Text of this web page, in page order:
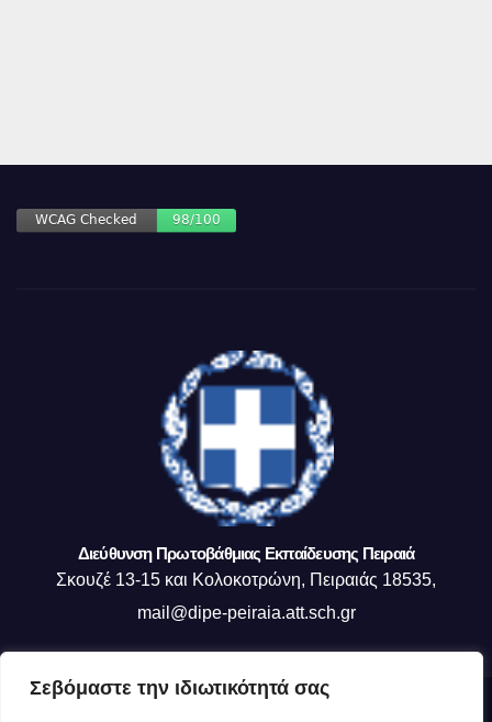
Σεβόμαστε την ιδιωτικότητά σας
Διεύθυνση Πρωτοβάθμιας Εκπαίδευσης Πειραιά
Σκουζέ 13-15 και Κολοκοτρώνη, Πειραιάς 18535,
mail@dipe-peiraia.att.sch.gr